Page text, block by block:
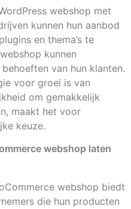
webshop met
kunnen hun aanbod
en thema’s te
kunnen
van hun klanten.
voor groei is van
om gemakkelijk
maakt het voor
keuze.
webshop laten
webshop biedt
die hun producten